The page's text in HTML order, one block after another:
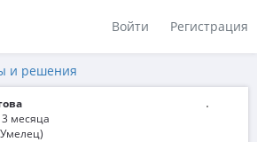
Войти Регистрация
и решения
3 месяца